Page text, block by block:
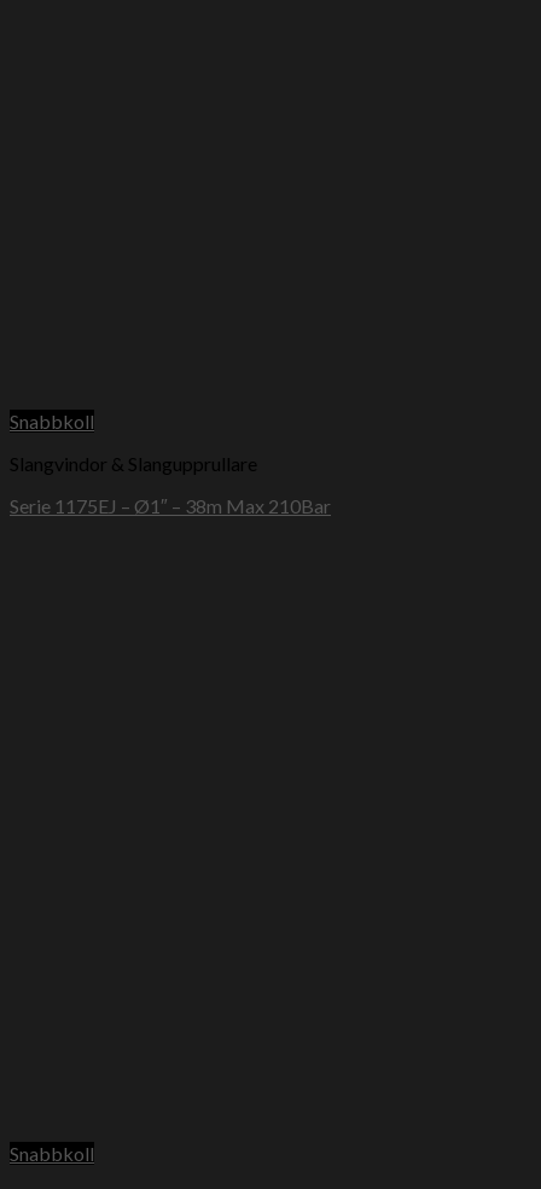
Snabbkoll
Slangvindor & Slangupprullare
Serie 1175EJ – Ø1″ – 38m Max 210Bar
Snabbkoll